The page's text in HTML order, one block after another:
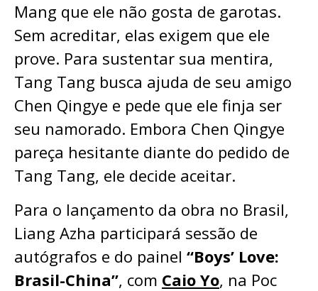
Mang que ele não gosta de garotas.
Sem acreditar, elas exigem que ele
prove. Para sustentar sua mentira,
Tang Tang busca ajuda de seu amigo
Chen Qingye e pede que ele finja ser
seu namorado. Embora Chen Qingye
pareça hesitante diante do pedido de
Tang Tang, ele decide aceitar.
Para o lançamento da obra no Brasil,
Liang Azha participará sessão de
autógrafos e do painel “Boys’ Love:
Brasil-China”, com Caio Yo, na Poc